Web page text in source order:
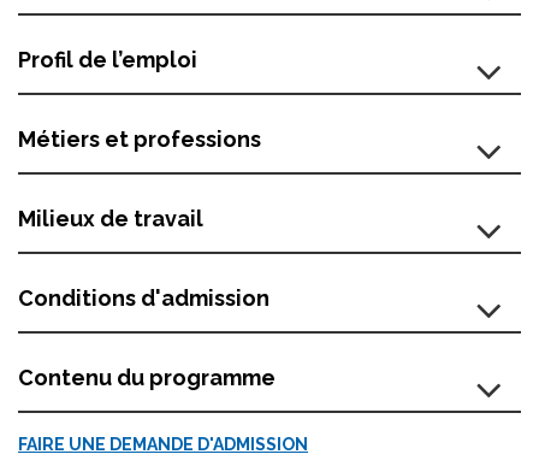
Profil de l’emploi
Métiers et professions
Milieux de travail
Conditions d'admission
Contenu du programme
FAIRE UNE DEMANDE D'ADMISSION